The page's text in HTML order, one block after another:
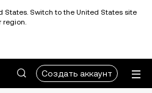
States. Switch to the United States site
region.
Создать аккаунт